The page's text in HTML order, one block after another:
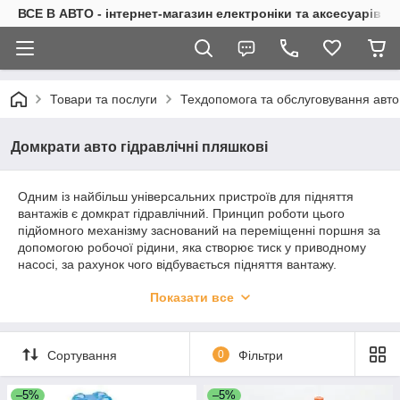
ВСЕ В АВТО - інтернет-магазин електроніки та аксесуарів в
Товари та послуги Техдопомога та обслуговування авто
Домкрати авто гідравлічні пляшкові
Одним із найбільш універсальних пристроїв для підняття
вантажів є домкрат гідравлічний. Принцип роботи цього
підйомного механізму заснований на переміщенні поршня за
допомогою робочої рідини, яка створює тиск у приводному
насосі, за рахунок чого відбувається підняття вантажу.
для утримання вантажу. При роботі з домкратом
фіксації вантажу, а також стоянкові черевики. При виборі
домкрата обов'язково враховуйте мінімальну висоту підхвату,
що дозволяє підставити домкрат під кузов автомобіля зі
Показати все
Сортування 0 Фільтри
–5% –5%